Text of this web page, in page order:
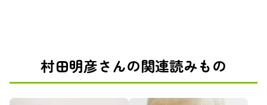
村田明彦さんの関連読みもの